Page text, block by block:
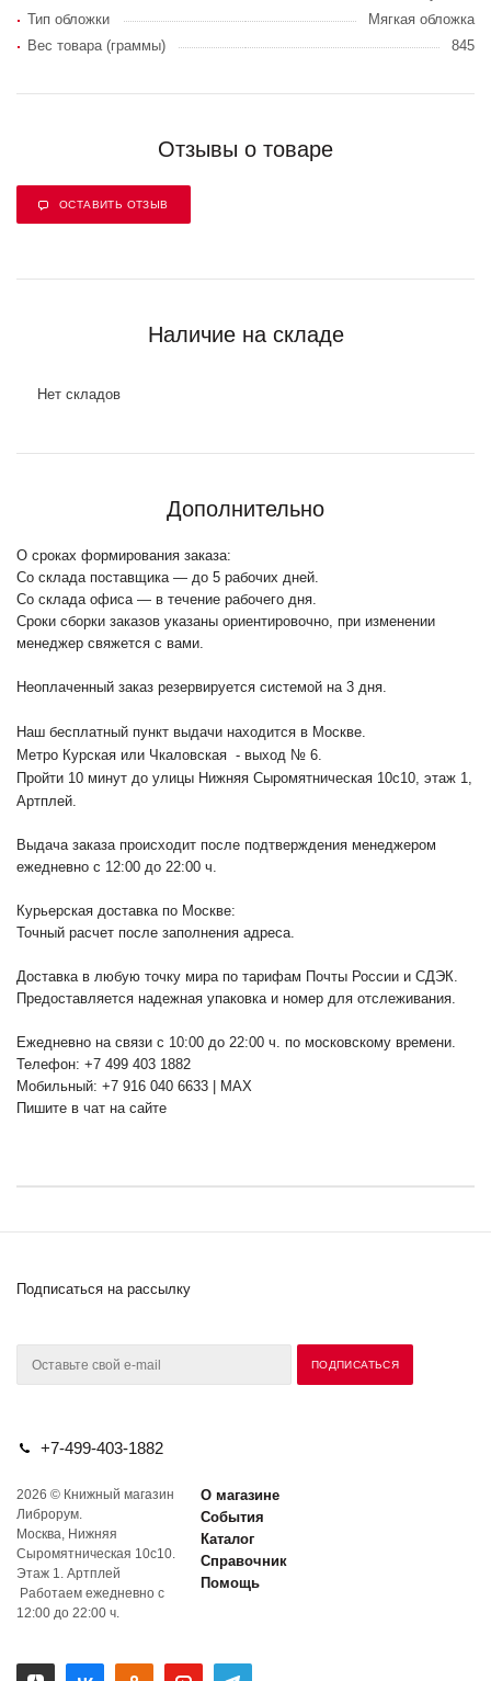
Тип обложки
Мягкая обложка
Вес товара (граммы)
845
Отзывы о товаре
ОСТАВИТЬ ОТЗЫВ
Наличие на складе
Нет складов
Дополнительно
О сроках формирования заказа:
Со склада поставщика — до 5 рабочих дней.
Со склада офиса — в течение рабочего дня.
Сроки сборки заказов указаны ориентировочно, при изменении
менеджер свяжется с вами.
Неоплаченный заказ резервируется системой на 3 дня.
Наш бесплатный пункт выдачи находится в Москве.
Метро Курская или Чкаловская - выход № 6.
Пройти 10 минут до улицы Нижняя Сыромятническая 10с10, этаж 1,
Артплей.
Выдача заказа происходит после подтверждения менеджером
ежедневно с 12:00 до 22:00 ч.
Курьерская доставка по Москве:
Точный расчет после заполнения адреса.
Доставка в любую точку мира по тарифам Почты России и СДЭК.
Предоставляется надежная упаковка и номер для отслеживания.
Ежедневно на связи с 10:00 до 22:00 ч. по московскому времени.
Телефон: +7 499 403 1882
Мобильный: +7 916 040 6633 | MAX
Пишите в чат на сайте
Подписаться на рассылку
+7-499-403-1882
2026 © Книжный магазин
Либрорум.
Москва, Нижняя
Сыромятническая 10с10.
Этаж 1. Артплей
Работаем ежедневно с
12:00 до 22:00 ч.
О магазине
События
Каталог
Справочник
Помощь